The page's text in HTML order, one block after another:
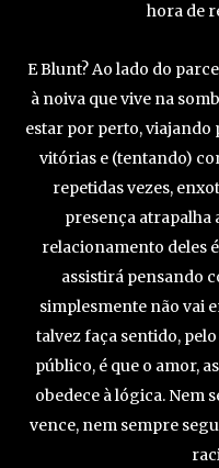
hora de
E Blunt? Ao lado do
à noiva que vive na
estar por perto, viajando
vitórias e (tentando)
repetidas vezes,
presença atrapalha
relacionamento deles
assistirá pensando
simplesmente não vai
talvez faça sentido,
público, é que o amor,
obedece à lógica. Nem
vence, nem sempre